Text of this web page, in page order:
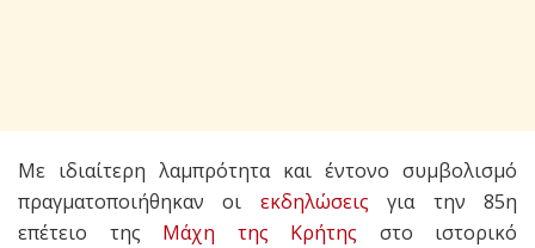
Με ιδιαίτερη λαμπρότητα και έντονο συμβολισμό
πραγματοποιήθηκαν οι εκδηλώσεις για την 85η
επέτειο της Μάχη της Κρήτης στο ιστορικό